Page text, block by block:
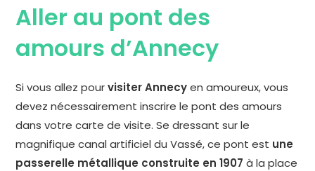
Aller au pont des
amours d’Annecy
Si vous allez pourvisiter Annecyen amoureux, vous
devez nécessairement inscrire le pont des amours
dans votre carte de visite. Se dressant sur le
magnifique canal artificiel du Vassé, ce pont est une
passerelle métallique construite en 1907 à la place